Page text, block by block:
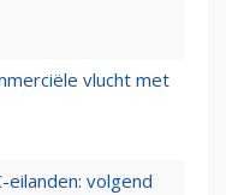
vlucht met
volgend